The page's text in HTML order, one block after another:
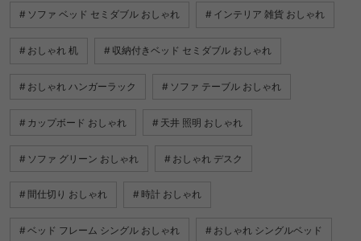
ソファ ベッド セミダブル おしゃれ インテリア 雑貨 おしゃれ
おしゃれ 机 収納付きベッド セミダブル おしゃれ
おしゃれ ハンガーラック ソファ テーブル おしゃれ
カップボード おしゃれ 天井 照明 おしゃれ
ソファ グリーン おしゃれ おしゃれ デスク
間仕切り おしゃれ 時計 おしゃれ
ベッド フレーム シングル おしゃれ おしゃれ シングルベッド